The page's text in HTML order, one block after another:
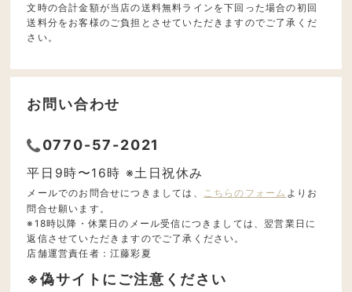
文時の合計金額が当店の送料無料ラインを下回った場合の初回
送料分をお客様のご負担とさせていただきますのでご了承くだ
さい。
お問い合わせ
0770-57-2021
平日9時〜16時 ※土日祝休み
メールでのお問合せにつきましては、 こちらのフォーム よりお
問合せ願います。
※18時以降・休業日のメール受信につきましては、翌営業日に
返信させていただきますのでご了承ください。
店舗運営責任者：江藤彩夏
※偽サイトにご注意ください